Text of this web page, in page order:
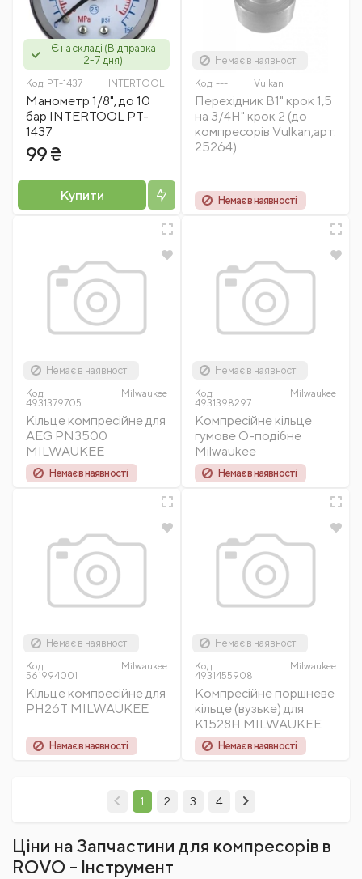
Є на складі (Відправка
2-7 дня)
Код: PT-1437 INTERTOOL
Манометр 1/8", до 10
бар INTERTOOL PT-
1437
99 ₴
Купити
Немає в наявності
Код: --- Vulkan
Перехідник В1" крок 1,5
на 3/4Н" крок 2 (до
компресорів Vulkan,арт.
25264)
Немає в наявності
Немає в наявності
Код:
4931379705
Milwaukee
Кільце компресійне для
AEG PN3500
MILWAUKEE
Немає в наявності
Немає в наявності
Код:
4931398297
Milwaukee
Компресійне кільце
гумове О-подібне
Milwaukee
Немає в наявності
Немає в наявності
Код:
561994001
Milwaukee
Кільце компресійне для
PH26T MILWAUKEE
Немає в наявності
Немає в наявності
Код:
4931455908
Milwaukee
Компресійне поршневе
кільце (вузьке) для
K1528H MILWAUKEE
Немає в наявності
1 2 3 4
Ціни на Запчастини для компресорів в
ROVO - Інструмент